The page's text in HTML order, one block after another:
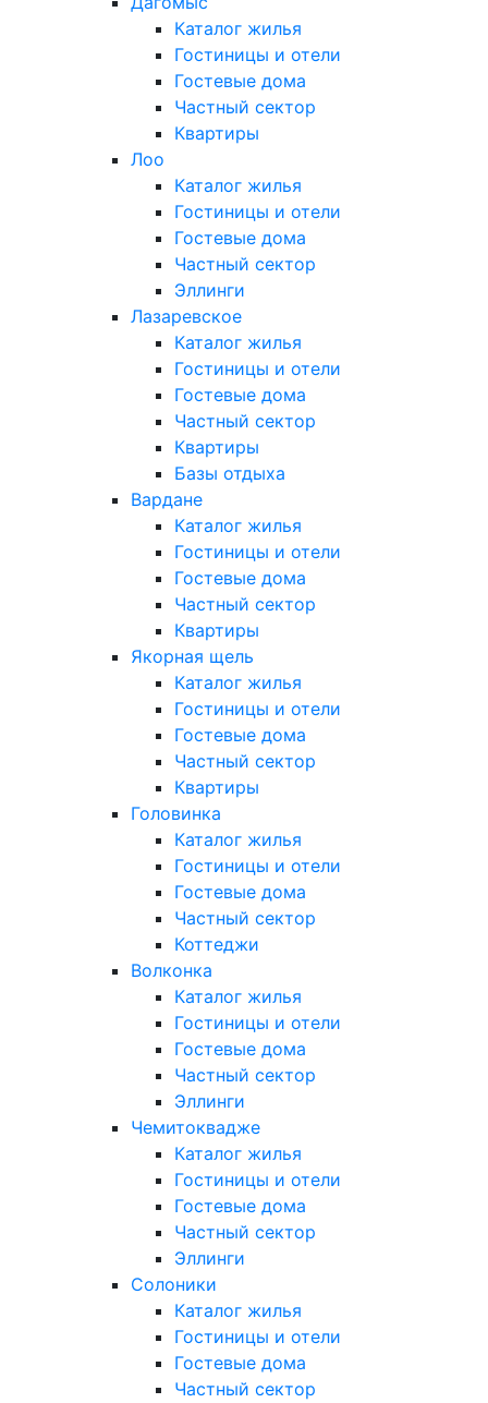
Каталог жилья
Гостиницы и отели
Гостевые дома
Частный сектор
Квартиры
Лоо
Каталог жилья
Гостиницы и отели
Гостевые дома
Частный сектор
Эллинги
Лазаревское
Каталог жилья
Гостиницы и отели
Гостевые дома
Частный сектор
Квартиры
Базы отдыха
Вардане
Каталог жилья
Гостиницы и отели
Гостевые дома
Частный сектор
Квартиры
Якорная щель
Каталог жилья
Гостиницы и отели
Гостевые дома
Частный сектор
Квартиры
Головинка
Каталог жилья
Гостиницы и отели
Гостевые дома
Частный сектор
Коттеджи
Волконка
Каталог жилья
Гостиницы и отели
Гостевые дома
Частный сектор
Эллинги
Чемитоквадже
Каталог жилья
Гостиницы и отели
Гостевые дома
Частный сектор
Эллинги
Солоники
Каталог жилья
Гостиницы и отели
Гостевые дома
Частный сектор